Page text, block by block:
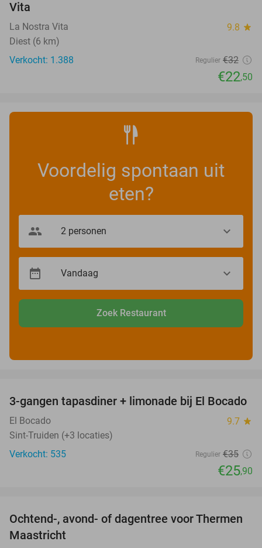
Vita
La Nostra Vita 9.8 star
Diest (6 km)
Verkocht: 1.388
Regulier €32
€22,50
Voordelig spontaan uit
eten?
Zoek Restaurant
26%
3-gangen tapasdiner + limonade bij El Bocado
El Bocado 9.7 star
Sint-Truiden (+3 locaties)
Verkocht: 535
Regulier €35
€25,90
25%
Ochtend-, avond- of dagentree voor Thermen
Maastricht